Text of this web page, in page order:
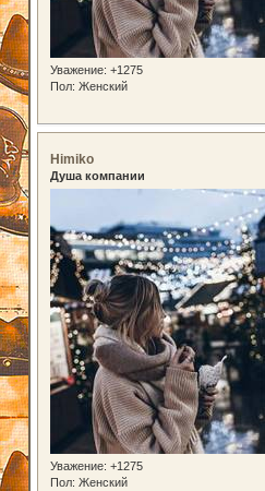
Уважение: +1275
Пол: Женский
Himiko
Душа компании
Уважение: +1275
Пол: Женский